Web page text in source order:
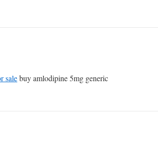
salebuy amlodipine 5mg generic